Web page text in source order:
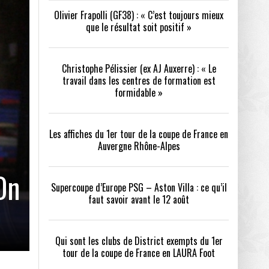
a tenu toutes ses promesses - 04/07/2026
PSG – ASTON VILLA :
AVANT LE 12 AOÛT
QUI SONT LES CLUBS DE DISTRICT EXEMPTS
DU 1ER TOUR DE LA COUPE DE FRANCE EN
LAURA FOOT
Olivier Frapolli (GF38) : « C’est toujours mieux
que le résultat soit positif »
Christophe Pélissier (ex AJ Auxerre) : « Le
travail dans les centres de formation est
formidable »
Les affiches du 1er tour de la coupe de France en
Auvergne Rhône-Alpes
Supercoupe d’Europe PSG – Aston Villa : ce qu’il
faut savoir avant le 12 août
Qui sont les clubs de District exempts du 1er
tour de la coupe de France en LAURA Foot